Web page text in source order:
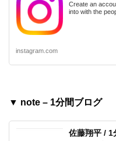
Create an
into with the
instagram.com
▼ note – 1分間ブログ
佐藤翔平 /